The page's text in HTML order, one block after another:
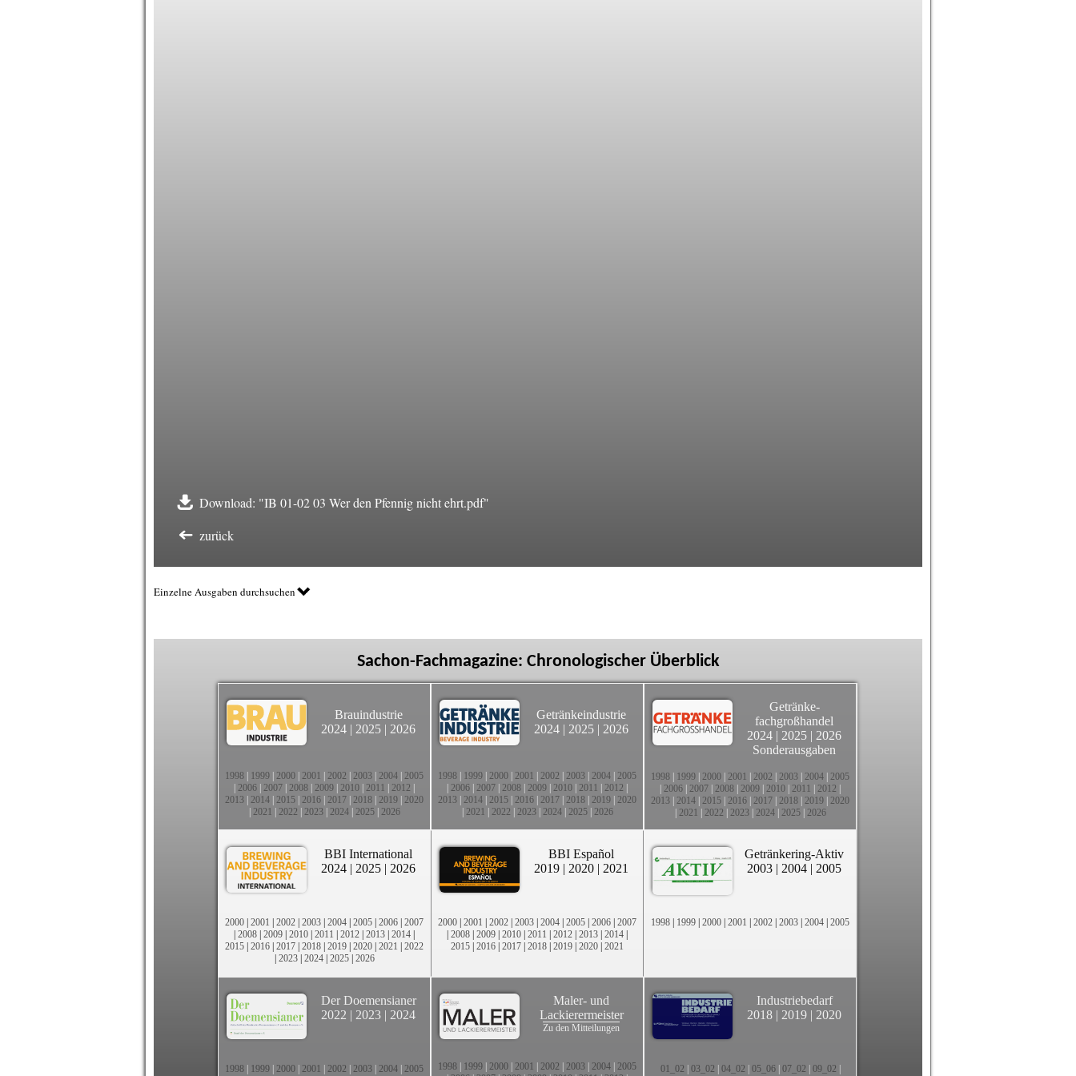
Download: "IB 01-02 03 Wer den Pfennig nicht ehrt.pdf"
zurück
Einzelne Ausgaben durchsuchen
Sachon-Fachmagazine: Chronologischer Überblick
Brauindustrie
2024 | 2025 | 2026
1998 1999 2000 2001 2002 2003 2004 2005
2006 2007 2008 2009 2010 2011 2012
2013 2014 2015 2016 2017 2018 2019 2020
2021 2022 2023| 2024| 2025| 2026
Getränkeindustrie
2024 | 2025 | 2026
1998 1999 2000 2001 2002 2003 2004 2005
2006 2007 2008 2009 2010 2011 2012
2013 2014 2015 2016 2017 2018 2019 2020
2021 2022 2023| 2024| 2025| 2026
Getränke-
fachgroßhandel
2024 | 2025 | 2026
Sonderausgaben
1998 1999 2000 2001 2002 2003 2004 2005
2006 2007 2008 2009 2010 2011 2012
2013 2014 2015 2016 2017 2018 2019 2020
2021 2022 2023| 2024| 2025| 2026
BBI International
2024 | 2025 | 2026
2000 | 2001 | 2002 | 2003 | 2004 | 2005 | 2006 | 2007
| 2008 | 2009 | 2010 | 2011 | 2012 | 2013 | 2014 |
2015 | 2016 | 2017 | 2018 | 2019 | 2020 | 2021 | 2022
| 2023| 2024| 2025| 2026
BBI Español
2019 | 2020 | 2021
2000 | 2001 | 2002 | 2003 | 2004 | 2005 | 2006 | 2007
| 2008 | 2009 | 2010 | 2011 | 2012 | 2013 | 2014 |
2015 | 2016 | 2017 | 2018 | 2019 | 2020 | 2021
Getränkering-Aktiv
2003 | 2004 | 2005
1998 | 1999 | 2000 | 2001 | 2002 | 2003 | 2004 | 2005
Der Doemensianer
2022 | 2023 | 2024
1998 1999 2000 2001 2002 2003 2004 2005
Maler- und
Lackierermeister
Zu den Mitteilungen
1998 1999 2000 2001 2002 2003 2004 2005
Industriebedarf
2018 | 2019 | 2020
01_02 03_02 04_02 05_06| 07_02 09_02